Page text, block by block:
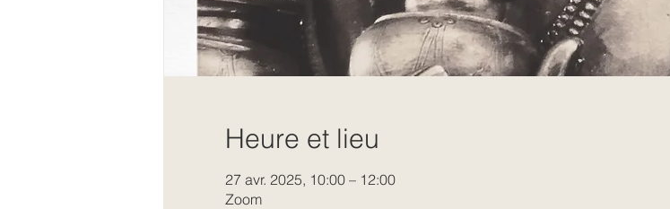
Heure et lieu
27 avr. 2025, 10:00 – 12:00
Zoom